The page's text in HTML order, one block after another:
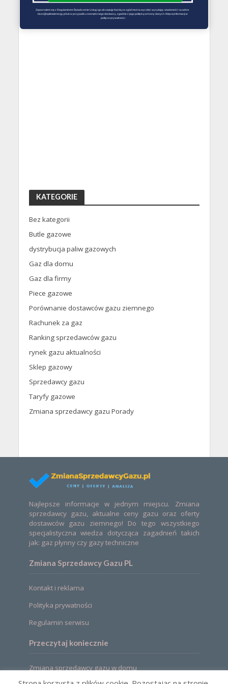
KATEGORIE
Bez kategorii
Butle gazowe
dystrybucja paliw gazowych
Gaz dla domu
Gaz dla firmy
Piece gazowe
Porównanie dostawców gazu ziemnego
Rachunek za gaz
Ranking sprzedawców gazu
rynek gazu aktualności
Sklep gazowy
Sprzedawcy gazu
Taryfy gazowe
Zmiana sprzedawcy gazu Porady
Najlepsze informacje w jednym miejscu. Zmiana
sprzedawcy gazu, aktualne ceny gazu oraz oferty
dostawców gazu ziemnego! Do tego wszystkiego
specjalistyczna wiedza dotycząca zagadnień takich
jak: gaz płynny czy gazy techniczne
Zmiana Sprzedawcy Gazu PL
Kontakt i reklama
Polityka prywatności
Regulamin serwisu
Przeczytaj koniecznie
Zmiana sprzedawcy gazu w domu
Zapoznałem się z Regulaminem Świadczenie Usług i go akceptuję Każdą ze zgód można wycofać wysyłając wiadomość na adres
biuro@optimalenergy.pl lub w przypadku zewnętrznego dostawcy, zgodnie z jego polityką ochrony danych. Więcej informacji w
polityce prywatności